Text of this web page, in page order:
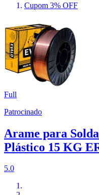
Cupom 3% OFF
Full
Patrocinado
Arame para
Plástico 15 KG
5.0